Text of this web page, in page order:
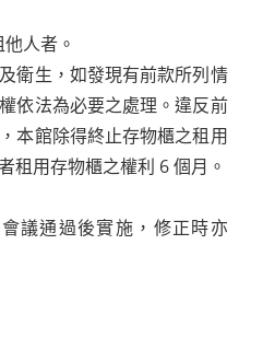
人者。
衛生，如發現有前款所列情
依法為必要之處理。違反前
本館除得終止存物櫃之租用
租用存物櫃之權利 6 個月。
議通過後實施，修正時亦